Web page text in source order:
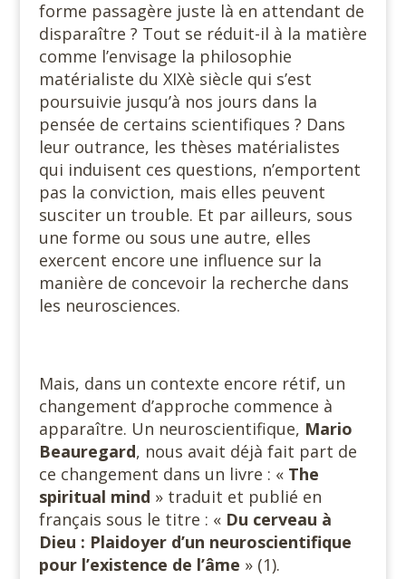
forme passagère juste là en attendant de
disparaître ? Tout se réduit-il à la matière
comme l’envisage la philosophie
matérialiste du XIXè siècle qui s’est
poursuivie jusqu’à nos jours dans la
pensée de certains scientifiques ? Dans
leur outrance, les thèses matérialistes
qui induisent ces questions, n’emportent
pas la conviction, mais elles peuvent
susciter un trouble. Et par ailleurs, sous
une forme ou sous une autre, elles
exercent encore une influence sur la
manière de concevoir la recherche dans
les neurosciences.
Mais, dans un contexte encore rétif, un
changement d’approche commence à
apparaître. Un neuroscientifique, Mario
Beauregard, nous avait déjà fait part de
ce changement dans un livre : « The
spiritual mind » traduit et publié en
français sous le titre : « Du cerveau à
Dieu : Plaidoyer d’un neuroscientifique
pour l’existence de l’âme » (1).